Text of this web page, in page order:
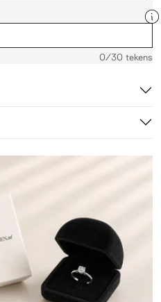
0/30 tekens